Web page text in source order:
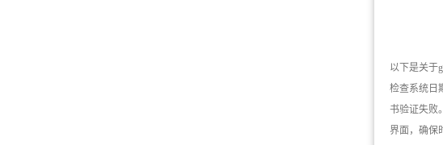
以下是关于
检查系统日
书验证失败
界面，确保